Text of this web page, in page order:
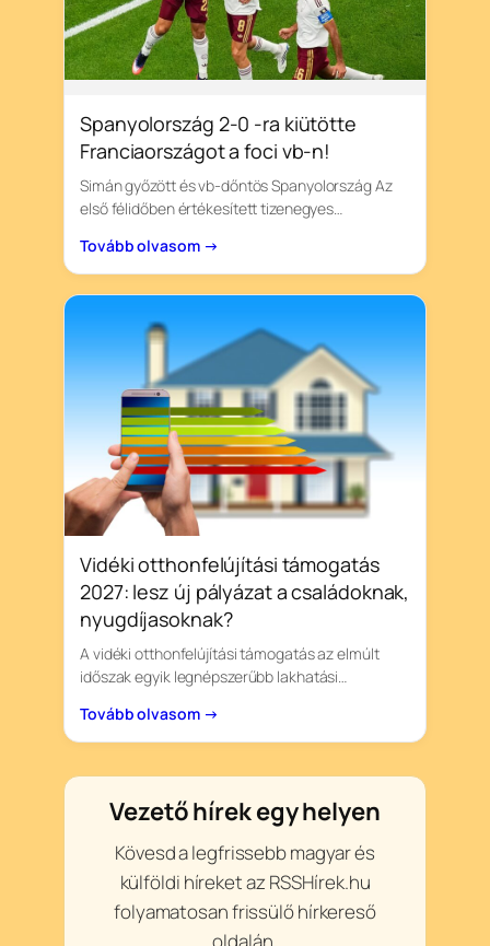
Spanyolország 2-0 -ra kiütötte
Franciaországot a foci vb-n!
Simán győzött és vb-dőntös Spanyolország Az
első félidőben értékesített tizenegyes…
Tovább olvasom →
Vidéki otthonfelújítási támogatás
2027: lesz új pályázat a családoknak,
nyugdíjasoknak?
A vidéki otthonfelújítási támogatás az elmúlt
időszak egyik legnépszerűbb lakhatási…
Tovább olvasom →
Vezető hírek egy helyen
Kövesd a legfrissebb magyar és
külföldi híreket az RSSHírek.hu
folyamatosan frissülő hírkereső